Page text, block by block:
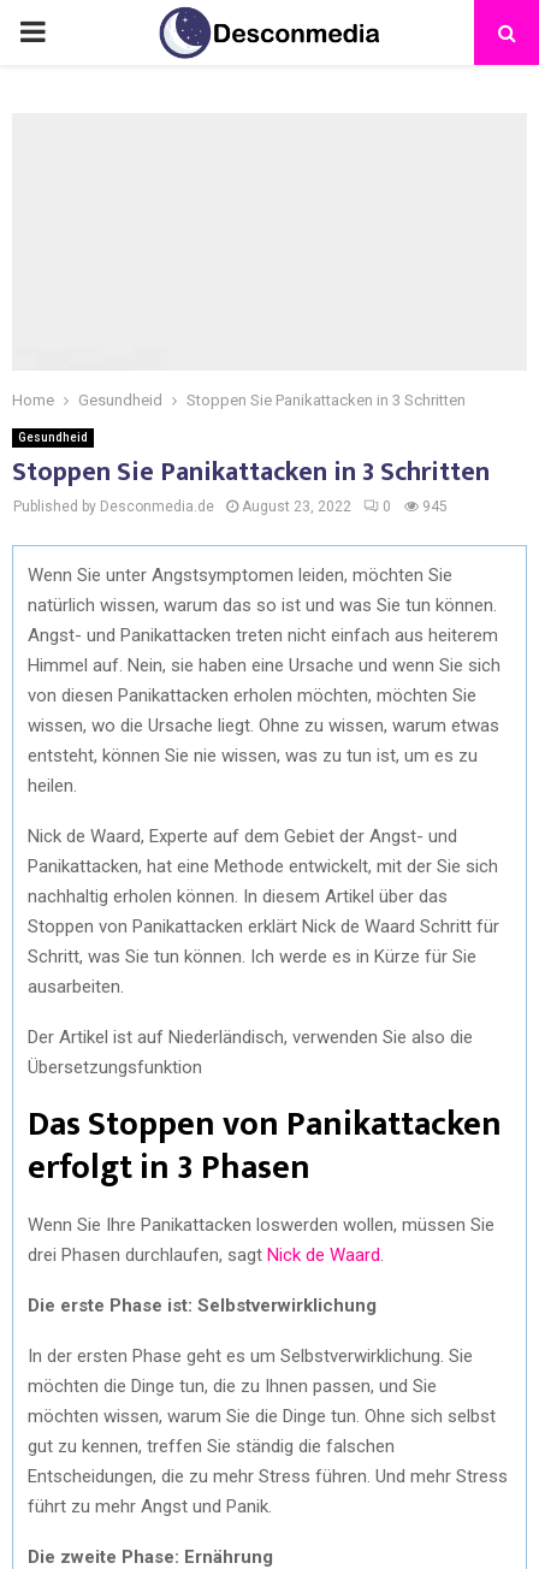
Home Gesundheid Stoppen Sie Panikattacken in 3 Schritten
Gesundheid
Stoppen Sie Panikattacken in 3 Schritten
Published by Desconmedia.de August 23, 2022 0 945
Wenn Sie unter Angstsymptomen leiden, möchten Sie
natürlich wissen, warum das so ist und was Sie tun können.
Angst- und Panikattacken treten nicht einfach aus heiterem
Himmel auf. Nein, sie haben eine Ursache und wenn Sie sich
von diesen Panikattacken erholen möchten, möchten Sie
wissen, wo die Ursache liegt. Ohne zu wissen, warum etwas
entsteht, können Sie nie wissen, was zu tun ist, um es zu
heilen.
Nick de Waard, Experte auf dem Gebiet der Angst- und
Panikattacken, hat eine Methode entwickelt, mit der Sie sich
nachhaltig erholen können. In diesem Artikel über das
Stoppen von Panikattacken erklärt Nick de Waard Schritt für
Schritt, was Sie tun können. Ich werde es in Kürze für Sie
ausarbeiten.
Der Artikel ist auf Niederländisch, verwenden Sie also die
Übersetzungsfunktion
Das Stoppen von Panikattacken
erfolgt in 3 Phasen
Wenn Sie Ihre Panikattacken loswerden wollen, müssen Sie
drei Phasen durchlaufen, sagt Nick de Waard
Die erste Phase ist: Selbstverwirklichung
In der ersten Phase geht es um Selbstverwirklichung. Sie
möchten die Dinge tun, die zu Ihnen passen, und Sie
möchten wissen, warum Sie die Dinge tun. Ohne sich selbst
gut zu kennen, treffen Sie ständig die falschen
Entscheidungen, die zu mehr Stress führen. Und mehr Stress
führt zu mehr Angst und Panik.
Die zweite Phase: Ernährung